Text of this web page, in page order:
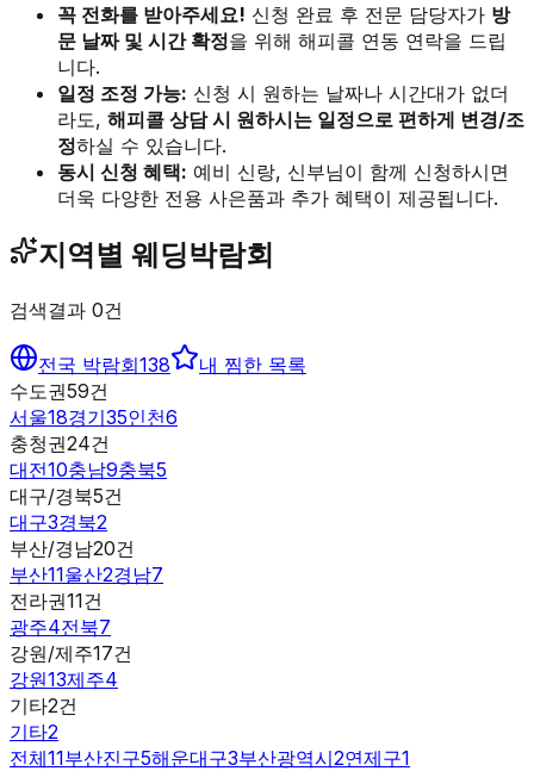
꼭 전화를 받아주세요! 신청 완료 후 전문 담당자가 방
문 날짜 및 시간 확정을 위해 해피콜 연동 연락을 드립
니다.
일정 조정 가능: 신청 시 원하는 날짜나 시간대가 없더
라도, 해피콜 상담 시 원하시는 일정으로 편하게 변경/조
정하실 수 있습니다.
동시 신청 혜택: 예비 신랑, 신부님이 함께 신청하시면
더욱 다양한 전용 사은품과 추가 혜택이 제공됩니다.
지역별 웨딩박람회
검색결과 0건
전국 박람회138
내 찜한 목록
수도권59건
서울18경기35인천6
충청권24건
대전10충남9충북5
대구/경북5건
대구3경북2
부산/경남20건
부산11울산2경남7
전라권11건
광주4전북7
강원/제주17건
강원13제주4
기타2건
기타2
전체11부산진구5해운대구3부산광역시2연제구1